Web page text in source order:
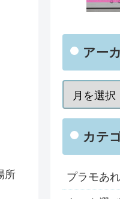
所
アー
カテ
プラモあ